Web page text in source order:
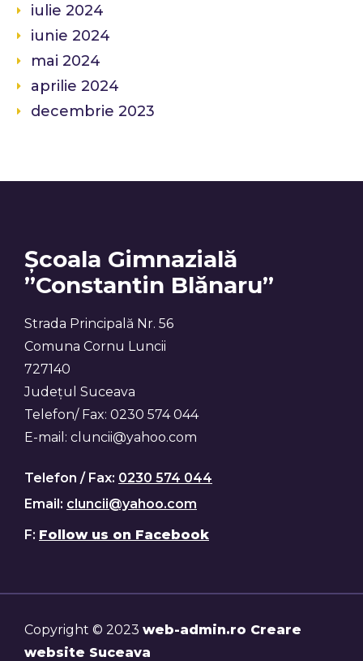
iulie 2024
iunie 2024
mai 2024
aprilie 2024
decembrie 2023
Școala Gimnazială
”Constantin Blănaru”
Strada Principală Nr. 56
Comuna Cornu Luncii
727140
Județul Suceava
Telefon/ Fax: 0230 574 044
E-mail: cluncii@yahoo.com
Telefon / Fax: 0230 574 044
Email: cluncii@yahoo.com
F: Follow us on Facebook
Copyright © 2023 web-admin.ro Creare
website Suceava